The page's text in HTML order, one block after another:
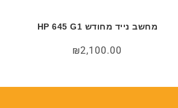
מחשב נייד מחודש HP 645 G1
₪2,100.00